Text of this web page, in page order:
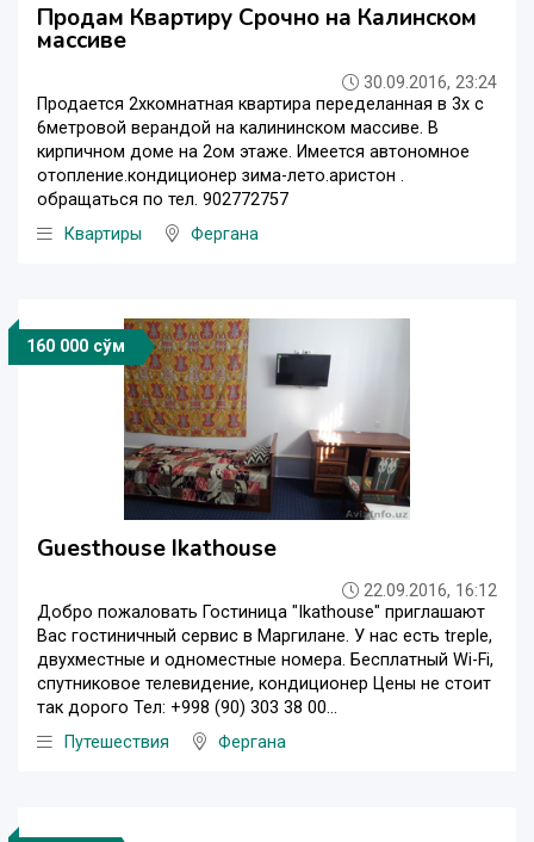
Продам Квартиру Срочно на Калинском
массиве
30.09.2016, 23:24
Продается 2хкомнатная квартира переделанная в 3х с
6метровой верандой на калининском массиве. В
кирпичном доме на 2ом этаже. Имеется автономное
отопление.кондиционер зима-лето.аристон .
обращаться по тел. 902772757
Квартиры
Фергана
160 000 сўм
Guesthouse Ikathouse
22.09.2016, 16:12
Добро пожаловать Гостиница "Ikathouse" приглашают
Вас гостиничный сервис в Маргилане. У нас есть treple,
двухместные и одноместные номера. Бесплатный Wi-Fi,
спутниковое телевидение, кондиционер Цены не стоит
так дорого Тел: +998 (90) 303 38 00...
Путешествия
Фергана